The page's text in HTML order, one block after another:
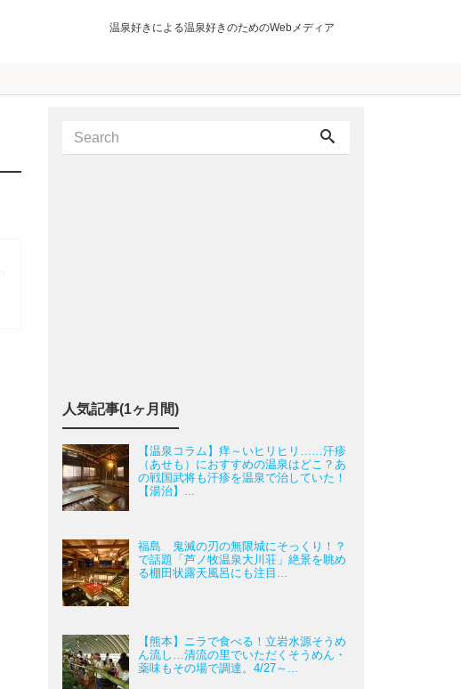
温泉好きによる温泉好きのためのWebメディア
人気記事(1ヶ月間)
【温泉コラム】痒～いヒリヒリ……汗疹
（あせも）におすすめの温泉はどこ？あ
の戦国武将も汗疹を温泉で治していた！
【湯治】...
福島 鬼滅の刃の無限城にそっくり！？
で話題「芦ノ牧温泉大川荘」絶景を眺め
る棚田状露天風呂にも注目...
【熊本】ニラで食べる！立岩水源そうめ
ん流し…清流の里でいただくそうめん・
薬味もその場で調達。4/27～...